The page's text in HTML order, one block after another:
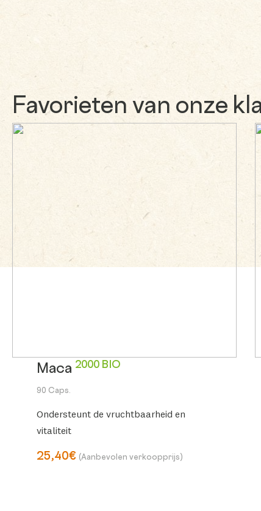
Favorieten van onze
Maca 2000 BIO
90 Caps.
Ondersteunt de vruchtbaarheid en
vitaliteit
25,40€ (Aanbevolen verkoopprijs)